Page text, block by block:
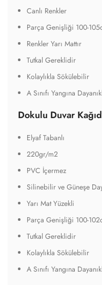
Canlı Renkler
Parça Genişliği 100-
Renkler Yarı Mattır
Tutkal Gereklidir
Kolaylıkla Sökülebilir
A Sınıfı Yangına
Dokulu Duvar
Elyaf Tabanlı
220gr/m2
PVC İçermez
Silinebilir ve Güneşe
Yarı Mat Yüzekli
Parça Genişliği 100-
Tutkal Gereklidir
Kolaylıkla Sökülebilir
A Sınıfı Yangına